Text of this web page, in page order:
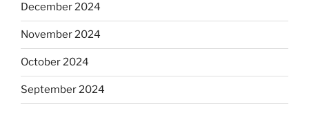
December 2024
November 2024
October 2024
September 2024